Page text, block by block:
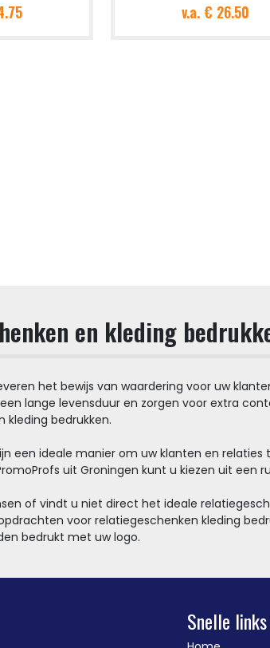
v.a.€ 26.50
en kleding
het bewijs van waardering voor uw
lange levensduur en zorgen voor extra
kleding bedrukken.
een ideale manier om uw klanten en
uit Groningen kunt u kiezen uit
of vindt u niet direct het ideale
voor relatiegeschenken kleding
bedrukt met uw logo.
Snelle links